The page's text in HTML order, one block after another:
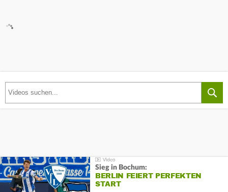
Sieg in Bochum:
BERLIN FEIERT PERFEKTEN
START